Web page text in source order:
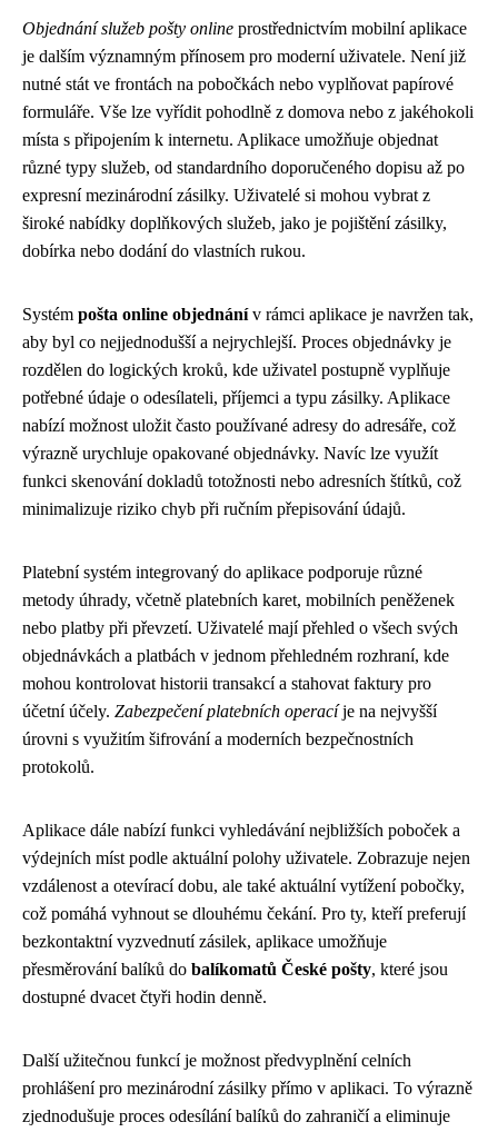
Objednání služeb pošty online prostřednictvím mobilní aplikace
je dalším významným přínosem pro moderní uživatele. Není již
nutné stát ve frontách na pobočkách nebo vyplňovat papírové
formuláře. Vše lze vyřídit pohodlně z domova nebo z jakéhokoli
místa s připojením k internetu. Aplikace umožňuje objednat
různé typy služeb, od standardního doporučeného dopisu až po
expresní mezinárodní zásilky. Uživatelé si mohou vybrat z
široké nabídky doplňkových služeb, jako je pojištění zásilky,
dobírka nebo dodání do vlastních rukou.
Systém pošta online objednánív rámci aplikace je navržen tak,
aby byl co nejjednodušší a nejrychlejší. Proces objednávky je
rozdělen do logických kroků, kde uživatel postupně vyplňuje
potřebné údaje o odesílateli, příjemci a typu zásilky. Aplikace
nabízí možnost uložit často používané adresy do adresáře, což
výrazně urychluje opakované objednávky. Navíc lze využít
funkci skenování dokladů totožnosti nebo adresních štítků, což
minimalizuje riziko chyb při ručním přepisování údajů.
Platební systém integrovaný do aplikace podporuje různé
metody úhrady, včetně platebních karet, mobilních peněženek
nebo platby při převzetí. Uživatelé mají přehled o všech svých
objednávkách a platbách v jednom přehledném rozhraní, kde
mohou kontrolovat historii transakcí a stahovat faktury pro
účetní účely. Zabezpečení platebních operacíje na nejvyšší
úrovni s využitím šifrování a moderních bezpečnostních
protokolů.
Aplikace dále nabízí funkci vyhledávání nejbližších poboček a
výdejních míst podle aktuální polohy uživatele. Zobrazuje nejen
vzdálenost a otevírací dobu, ale také aktuální vytížení pobočky,
což pomáhá vyhnout se dlouhému čekání. Pro ty, kteří preferují
bezkontaktní vyzvednutí zásilek, aplikace umožňuje
přesměrování balíků do balíkomatů České pošty, které jsou
dostupné dvacet čtyři hodin denně.
Další užitečnou funkcí je možnost předvyplnění celních
prohlášení pro mezinárodní zásilky přímo v aplikaci. To výrazně
zjednodušuje proces odesílání balíků do zahraničí a eliminuje